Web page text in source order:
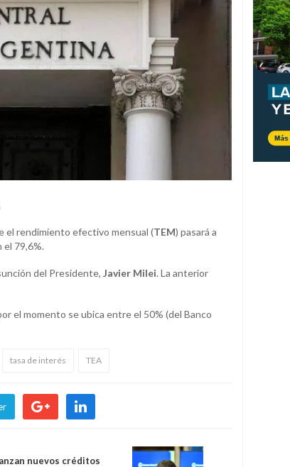
el rendimiento efectivo mensual (TEM) pasará a
el 79,6%.
del Presidente, Javier Milei. La anterior
el momento se ubica entre el 50% (del Banco
tasa de interés TEA
nuevos créditos